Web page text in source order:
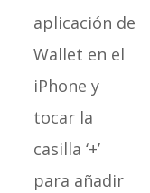
aplicación de
Wallet en el
iPhone y
tocar la
casilla ‘+’
para añadir